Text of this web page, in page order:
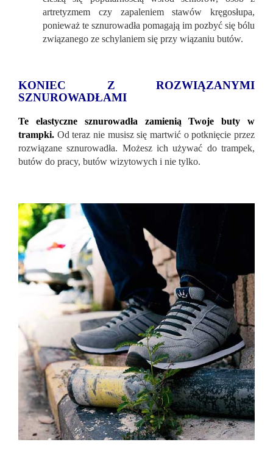
artretyzmem czy zapaleniem stawów kręgosłupa,
ponieważ te sznurowadła pomagają im pozbyć się bólu
związanego ze schylaniem się przy wiązaniu butów.
KONIEC Z ROZWIĄZANYMI
SZNUROWADŁAMI
Te elastyczne sznurowadła zamienią Twoje buty w
trampki. Od teraz nie musisz się martwić o potknięcie przez
rozwiązane sznurowadła. Możesz ich używać do trampek,
butów do pracy, butów wizytowych i nie tylko.